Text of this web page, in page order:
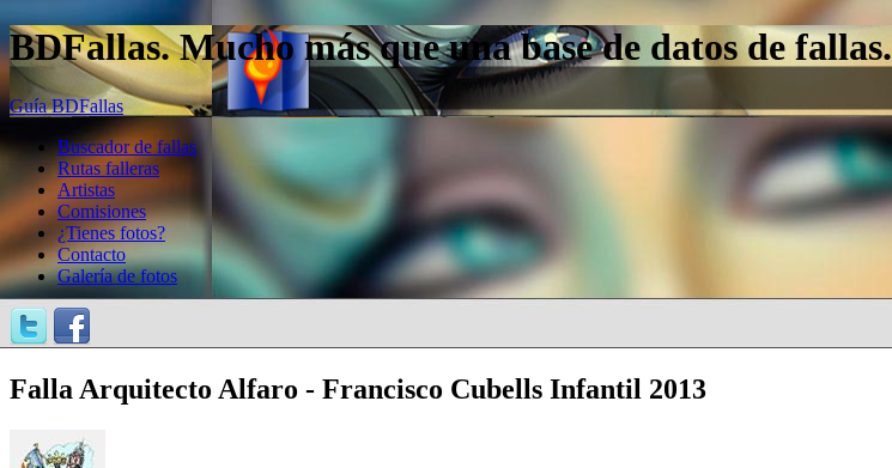
BDFallas. Mucho más que una base de datos de fallas.
Guía BDFallas
Buscador de fallas
Rutas falleras
Artistas
Comisiones
¿Tienes fotos?
Contacto
Galería de fotos
Falla Arquitecto Alfaro - Francisco Cubells Infantil 2013